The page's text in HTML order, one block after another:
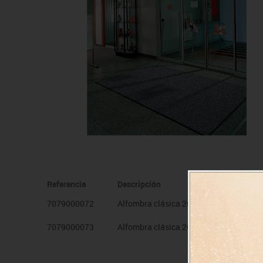
Plastifica, encuaderna, destruye
Papel y manipulados
Juegos de mesa
Juegos simbólicos
Pizarras, vitrinas y
Sillas, bancos y taburetes
Referencia Descripción
7079000072
Alfombra clásica 200x300 Gris
7079000073 Alfombra clásica 200x300 Grafito